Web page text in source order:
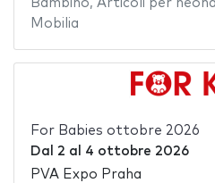
Bambino, Articoli per
Mobilia
For Babies ottobre 2026
Dal 2 al 4 ottobre 2026
PVA Expo Praha